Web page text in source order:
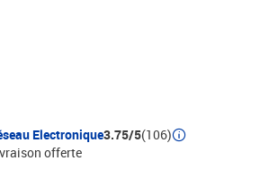
: le bois d'ingénierie est d'une qualité
à l'humidité.Lattes de
contreplaqué assurent une bonne
que le matelas reste en place à
corps pendant le sommeil.Espace de
: le lit d'appoint dispose d'un total de 6
côtés du lit pour ranger des objets comme
pot et d'autres décorations. Bon à savoir
Electronique3.75/5(106)
offerte